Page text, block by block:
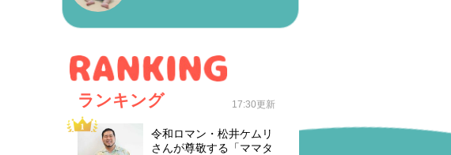
ランキング 17:30更新
令和ロマン・松井ケムリ
さんが尊敬する「ママタ